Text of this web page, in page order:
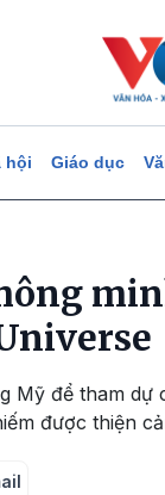
hội Giáo dục
Mỹ để tham
được thiện